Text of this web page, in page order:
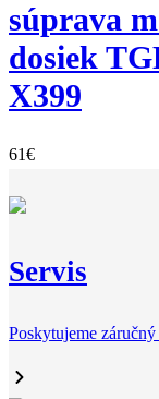
súprava
dosiek
X399
61€
Servis
Poskytujeme